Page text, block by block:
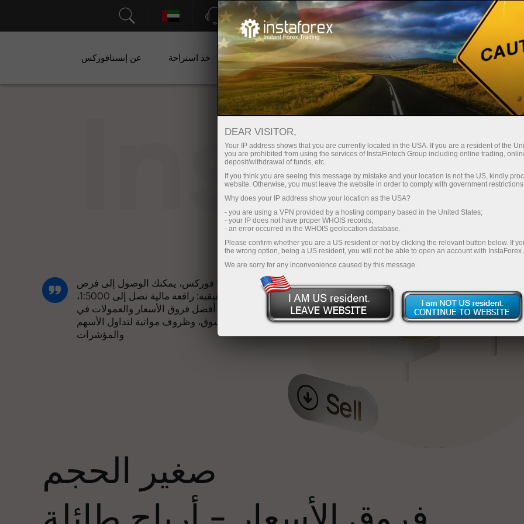
الدعم فتح الحساب الفوري منصة التداول
للمبتدئين للمستثمرين للشركاء الحملات خذ استراحة عن إنستافوركس
مع إنستا فوركس، يمكنك الوصول إلى فرص
تنافسية حقيقية: رافعة مالية تصل إلى 1:5000،
وبعض من أفضل فروق الأسعار والعمولات في
السوق، وظروف مواتية لتداول الأسهم
والمؤشرات
تتشارك سرعة المسار وسرعة التداول نفس
القيم. يُضفي أليش لوبرايس عناصر الحماس
والانضباط على عالم التداول، ويعمل كشريك
صغير الحجم
DEAR VISITOR,
Your IP address shows that you are currently located in the USA. If you are a resident of the
you are prohibited from using the services of InstaFintech Group including online trading,
deposit/withdrawal of funds, etc.
If you think you are seeing this message by mistake and your location is not the US, kindly
website. Otherwise, you must leave the website in order to comply with government
Why does your IP address show your location as the USA?
- you are using a VPN provided by a hosting company based in the United States;
- your IP does not have proper WHOIS records;
- an error occurred in the WHOIS geolocation database.
Please confirm whether you are a US resident or not by clicking the relevant button below. If
the wrong option, being a US resident, you will not be able to open an account with InstaForex
We are sorry for any inconvenience caused by this message.